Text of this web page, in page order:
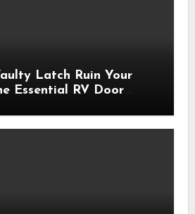
Latch Ruin Your
Essential RV Door